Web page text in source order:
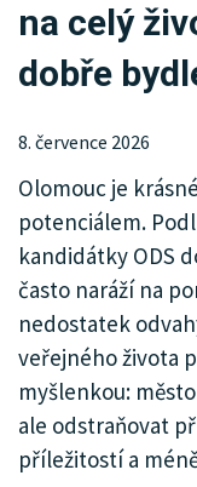
SPORT
KULTURA
SPOLEČNOST
HISTORIE
MHD
INZERCE
ARCHIV
na celý
dobře
8. července 2026
Olomouc je
potenciálem.
kandidátky ODS
často naráží na
nedostatek
veřejného života
myšlenkou:
ale odstraňovat
příležitostí a